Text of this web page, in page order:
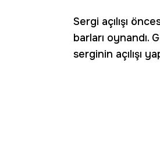
Sergi açılışı
barları oynandı.
serginin açılışı